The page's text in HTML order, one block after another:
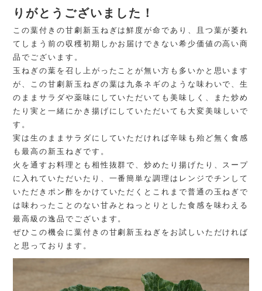
りがとうございました！
この葉付きの甘劇新玉ねぎは鮮度が命であり、且つ葉が萎れ
てしまう前の収穫初期しかお届けできない希少価値の高い商
品でございます。
玉ねぎの葉を召し上がったことが無い方も多いかと思います
が、この甘劇新玉ねぎの葉は九条ネギのような味わいで、生
のままサラダや薬味にしていただいても美味しく、また炒め
たり実と一緒にかき揚げにしていただいても大変美味しいで
す。
実は生のままサラダにしていただければ辛味も殆ど無く食感
も最高の新玉ねぎです。
火を通すお料理とも相性抜群で、炒めたり揚げたり、スープ
に入れていただいたり、一番簡単な調理はレンジでチンして
いただきポン酢をかけていただくとこれまで普通の玉ねぎで
は味わったことのない甘みとねっとりとした食感を味わえる
最高級の逸品でございます。
ぜひこの機会に葉付きの甘劇新玉ねぎをお試しいただければ
と思っております。